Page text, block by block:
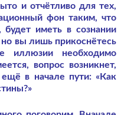
и отчётливо для тех,
фон таким, что
будет иметь в сознании
вы лишь прикоснётесь
иллюзии необходимо
вопрос возникнет,
в начале пути: «Как